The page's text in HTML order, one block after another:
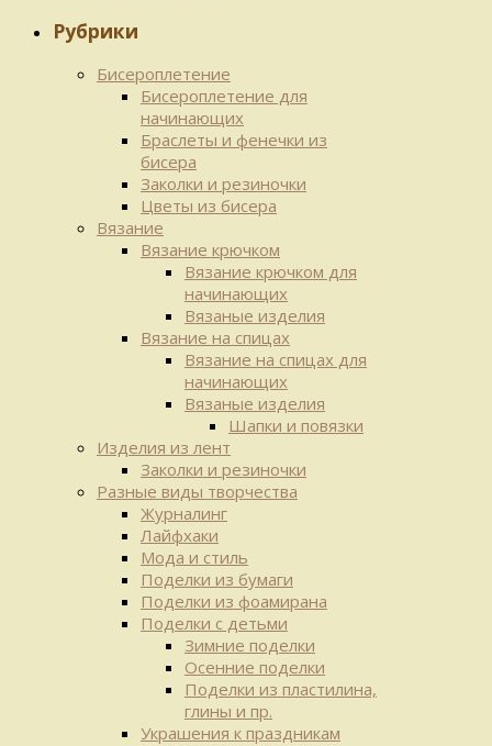
Рубрики
Бисероплетение
Бисероплетение для
начинающих
Браслеты и фенечки из
бисера
Заколки и резиночки
Цветы из бисера
Вязание
Вязание крючком
Вязание крючком для
начинающих
Вязаные изделия
Вязание на спицах
Вязание на спицах для
начинающих
Вязаные изделия
Шапки и повязки
Изделия из лент
Заколки и резиночки
Разные виды творчества
Журналинг
Лайфхаки
Мода и стиль
Поделки из бумаги
Поделки из фоамирана
Поделки с детьми
Зимние поделки
Осенние поделки
Поделки из пластилина,
глины и пр.
Украшения к праздникам